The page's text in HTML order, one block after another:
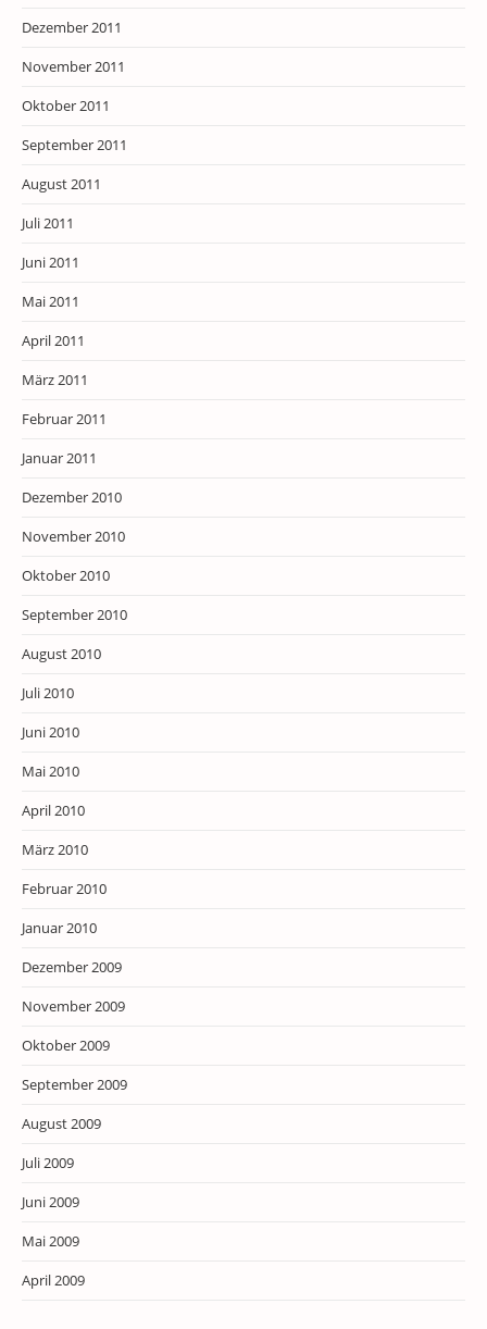
Dezember 2011
November 2011
Oktober 2011
September 2011
August 2011
Juli 2011
Juni 2011
Mai 2011
April 2011
März 2011
Februar 2011
Januar 2011
Dezember 2010
November 2010
Oktober 2010
September 2010
August 2010
Juli 2010
Juni 2010
Mai 2010
April 2010
März 2010
Februar 2010
Januar 2010
Dezember 2009
November 2009
Oktober 2009
September 2009
August 2009
Juli 2009
Juni 2009
Mai 2009
April 2009